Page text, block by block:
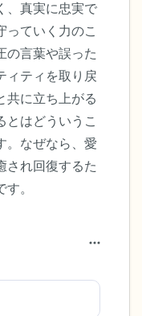
、真実に忠実で
っていく力のこ
の言葉や誤った
ィティを取り戻
共に立ち上がる
とはどういうこ
。なぜなら、愛
され回復するた
。